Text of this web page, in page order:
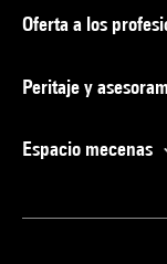
Oferta a los
Peritaje y
Espacio mecenas